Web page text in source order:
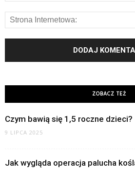
ZOBACZ TEŻ
Czym bawią się 1,5 roczne dzieci?
9 LIPCA 2025
Jak wygląda operacja palucha